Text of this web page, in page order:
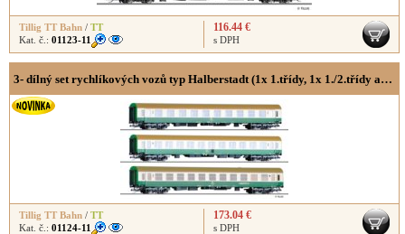
Tillig TT Bahn / TT
Kat. č.: 01123-11
116.44 €
s DPH
3- dílný set rychlíkových vozů typ Halberstadt (1x 1.třídy, 1x 1./2.třídy a 1x 2.třídy s bufetem)
Tillig TT Bahn / TT
Kat. č.: 01124-11
173.04 €
s DPH